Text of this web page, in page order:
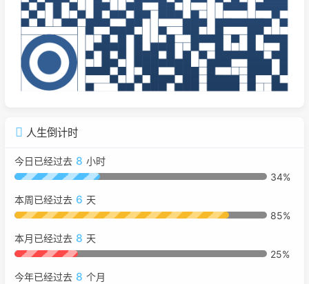
人生倒计时
今日已经过去 8 小时
34%
本周已经过去 6 天
85%
本月已经过去 8 天
25%
今年已经过去 8 个月